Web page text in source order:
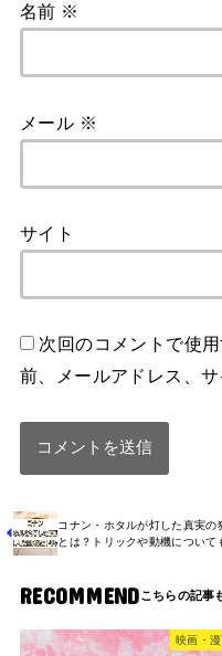
名前 ※
メール ※
サイト
次回のコメントで使
前、メールアドレス、サ
コナン・ホタルが灯した真実の
とは？トリックや動機について
RECOMMEND
映画・漫